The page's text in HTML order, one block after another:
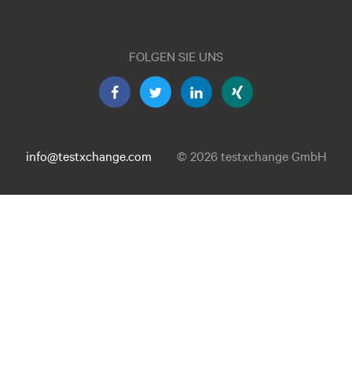
FOLGEN SIE UNS
info@testxchange.com © 2026 testxchange GmbH